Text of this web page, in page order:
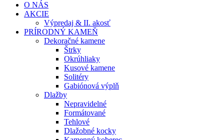
O NÁS
AKCIE
Výpredaj & II. akosť
PRÍRODNÝ KAMEŇ
Dekoračné kamene
Štrky
Okrúhliaky
Kusové kamene
Solitéry
Gabiónová výplň
Dlažby
Nepravidelné
Formátované
Tehlové
Dlažobné kocky